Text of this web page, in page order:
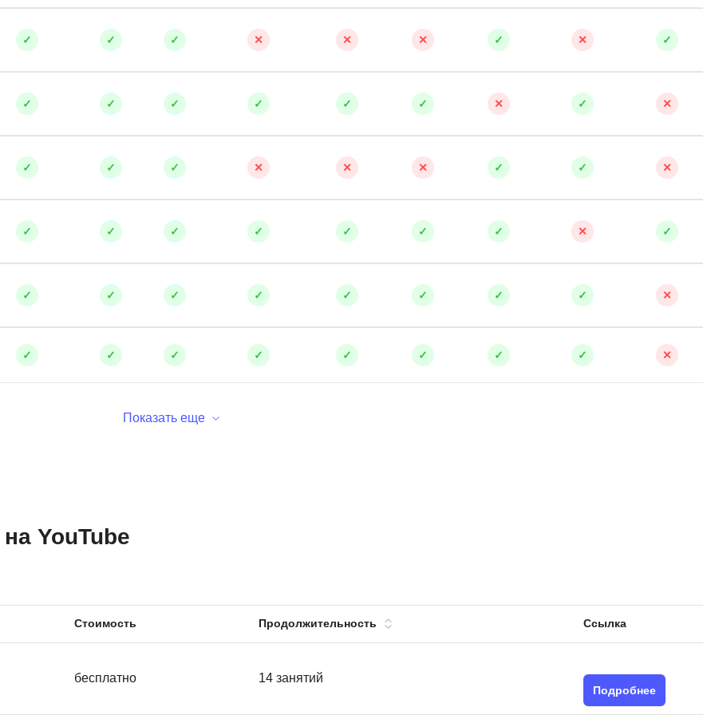
✓ ✓ ✓ ✕ ✕ ✕ ✓ ✕ ✓
✓ ✓ ✓ ✓ ✓ ✓ ✕ ✓ ✕
✓ ✓ ✓ ✕ ✕ ✕ ✓ ✓ ✕
✓ ✓ ✓ ✓ ✓ ✓ ✓ ✕ ✓
✓ ✓ ✓ ✓ ✓ ✓ ✓ ✓ ✕
✓ ✓ ✓ ✓ ✓ ✓ ✓ ✓ ✕
Показать еще
YouTube
Стоимость Продолжительность Ссылка
бесплатно 14 занятий
Подробнее